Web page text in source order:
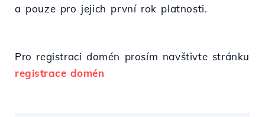
a pouze pro jejich první rok platnosti.
Pro registraci domén prosím navštivte stránku
registrace domén